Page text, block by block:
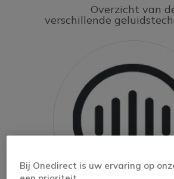
Overzicht van
verschillende
Bij Onedirect is uw ervaring op